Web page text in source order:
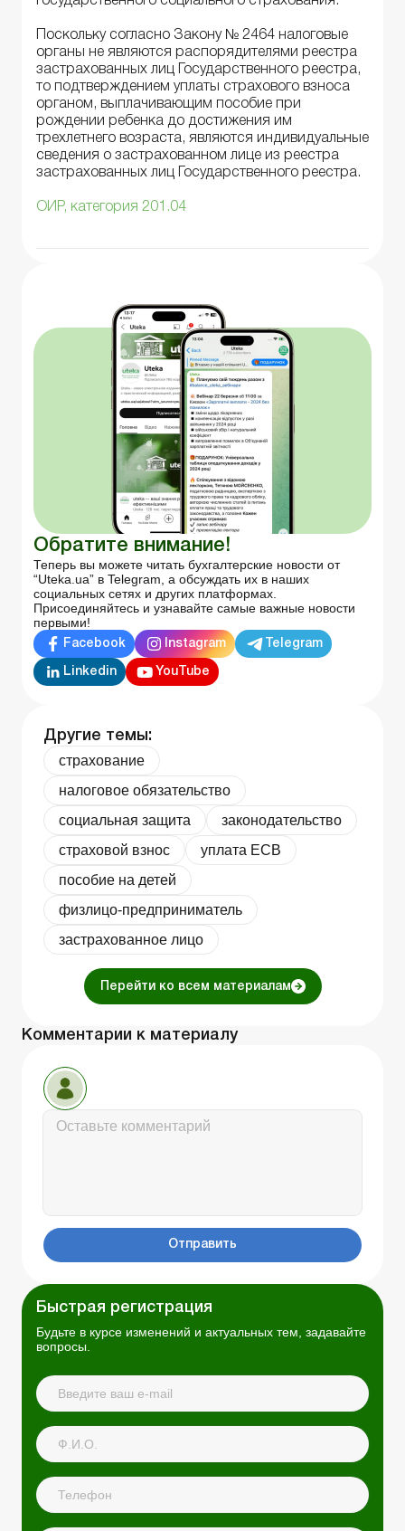
Поскольку согласно Закону № 2464 налоговые
органы не являются распорядителями реестра
застрахованных лиц Государственного реестра,
то подтверждением уплаты страхового взноса
органом, выплачивающим пособие при
рождении ребенка до достижения им
трехлетнего возраста, являются индивидуальные
сведения о застрахованном лице из реестра
застрахованных лиц Государственного реестра.
ОИР, категория 201.04
Обратите внимание!
Теперь вы можете читать бухгалтерские новости от
“Uteka.ua” в Telegram, а обсуждать их в наших
социальных сетях и других платформах.
Присоединяйтесь и узнавайте самые важные новости
первыми!
Facebook Instagram Telegram
Linkedin YouTube
Другие темы:
страхование
налоговое обязательство
социальная защита
законодательство
страховой взнос
уплата ЕСВ
пособие на детей
физлицо-предприниматель
застрахованное лицо
Перейти ко всем материалам
Комментарии к материалу
Отправить
Быстрая регистрация
Будьте в курсе изменений и актуальных тем, задавайте
вопросы.